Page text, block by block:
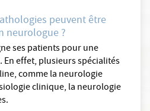
peuvent être
neurologue ?
ses patients pour une
effet, plusieurs spécialités
comme la neurologie
clinique, la neurologie